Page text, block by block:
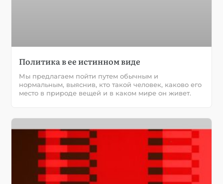
Политика в ее истинном виде
Мы предлагаем пойти путем обычным и
нормальным, выяснив, кто такой человек, каково его
место в природе вещей и в каком мире он живет.